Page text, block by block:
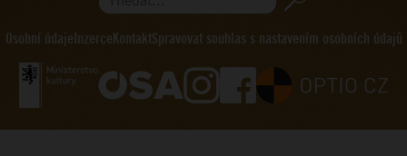
Hledat...
Osobní údajeInzerceKontaktSpravovat souhlas s nastavením osobních údajů